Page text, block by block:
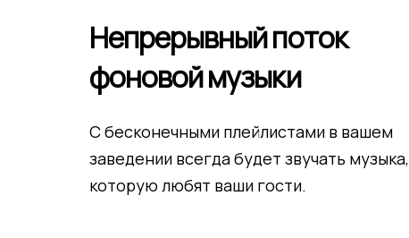
Непрерывный поток
фоновой музыки
С бесконечными плейлистами в вашем
заведении всегда будет звучать музыка,
которую любят ваши гости.